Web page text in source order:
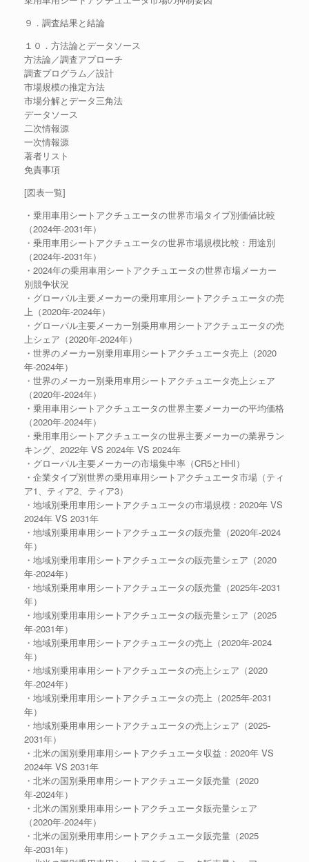
９．調査結果と結論
１０．方法論とデータソース
方法論／調査アプローチ
調査プログラム／設計
市場規模の推定方法
市場分解とデータ三角法
データソース
二次情報源
一次情報源
著者リスト
免責事項
[図表一覧]
・乗用車用シートアクチュエータの世界市場タイプ別価値比較
（2024年-2031年）
・乗用車用シートアクチュエータの世界市場規模比較：用途別
（2024年-2031年）
・2024年の乗用車用シートアクチュエータの世界市場メーカー
別競争状況
・グローバル主要メーカーの乗用車用シートアクチュエータの売
上（2020年-2024年）
・グローバル主要メーカー別乗用車用シートアクチュエータの売
上シェア（2020年-2024年）
・世界のメーカー別乗用車用シートアクチュエータ売上（2020
年-2024年）
・世界のメーカー別乗用車用シートアクチュエータ売上シェア
（2020年-2024年）
・乗用車用シートアクチュエータの世界主要メーカーの平均価格
（2020年-2024年）
・乗用車用シートアクチュエータの世界主要メーカーの業界ラン
キング、2022年 VS 2024年 VS 2024年
・グローバル主要メーカーの市場集中率（CR5とHHI）
・企業タイプ別世界の乗用車用シートアクチュエータ市場（ティ
ア1、ティア2、ティア3）
・地域別乗用車用シートアクチュエータの市場規模：2020年 VS
2024年 VS 2031年
・地域別乗用車用シートアクチュエータの販売量（2020年-2024
年）
・地域別乗用車用シートアクチュエータの販売量シェア（2020
年-2024年）
・地域別乗用車用シートアクチュエータの販売量（2025年-2031
年）
・地域別乗用車用シートアクチュエータの販売量シェア（2025
年-2031年）
・地域別乗用車用シートアクチュエータの売上（2020年-2024
年）
・地域別乗用車用シートアクチュエータの売上シェア（2020
年-2024年）
・地域別乗用車用シートアクチュエータの売上（2025年-2031
年）
・地域別乗用車用シートアクチュエータの売上シェア（2025-
2031年）
・北米の国別乗用車用シートアクチュエータ収益：2020年 VS
2024年 VS 2031年
・北米の国別乗用車用シートアクチュエータ販売量（2020
年-2024年）
・北米の国別乗用車用シートアクチュエータ販売量シェア
（2020年-2024年）
・北米の国別乗用車用シートアクチュエータ販売量（2025
年-2031年）